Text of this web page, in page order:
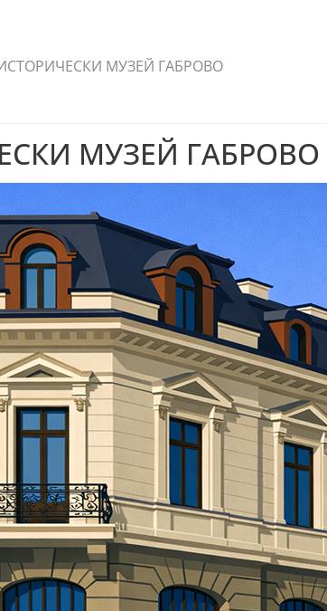
МУЗЕЙ ГАБРОВО
МУЗЕЙ ГАБРОВО